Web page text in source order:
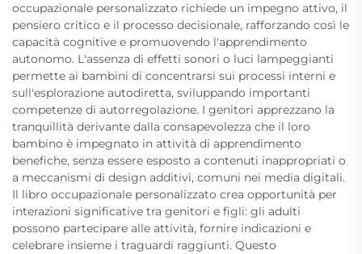
occupazionale personalizzato richiede un impegno attivo, il
pensiero critico e il processo decisionale, rafforzando così le
capacità cognitive e promuovendo l'apprendimento
autonomo. L'assenza di effetti sonori o luci lampeggianti
permette ai bambini di concentrarsi sui processi interni e
sull'esplorazione autodiretta, sviluppando importanti
competenze di autorregolazione. I genitori apprezzano la
tranquillità derivante dalla consapevolezza che il loro
bambino è impegnato in attività di apprendimento
benefiche, senza essere esposto a contenuti inappropriati o
a meccanismi di design additivi, comuni nei media digitali.
Il libro occupazionale personalizzato crea opportunità per
interazioni significative tra genitori e figli: gli adulti
possono partecipare alle attività, fornire indicazioni e
celebrare insieme i traguardi raggiunti. Questo